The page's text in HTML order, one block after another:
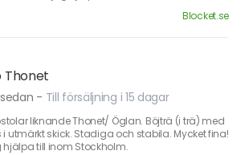
Blocket.se
Thonet
- Till försäljning i 15 dagar
liknande Thonet/ Öglan. Böjträ (i trä) med
i utmärkt skick. Stadiga och stabila. Mycket fina!
hjälpa till inom Stockholm.